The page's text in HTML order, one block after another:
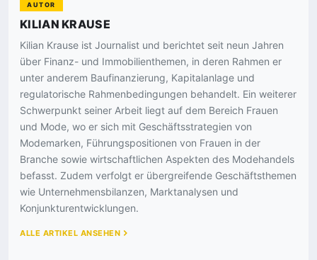
AUTOR
KILIAN KRAUSE
Kilian Krause ist Journalist und berichtet seit neun Jahren
über Finanz- und Immobilienthemen, in deren Rahmen er
unter anderem Baufinanzierung, Kapitalanlage und
regulatorische Rahmenbedingungen behandelt. Ein weiterer
Schwerpunkt seiner Arbeit liegt auf dem Bereich Frauen
und Mode, wo er sich mit Geschäftsstrategien von
Modemarken, Führungspositionen von Frauen in der
Branche sowie wirtschaftlichen Aspekten des Modehandels
befasst. Zudem verfolgt er übergreifende Geschäftsthemen
wie Unternehmensbilanzen, Marktanalysen und
Konjunkturentwicklungen.
ALLE ARTIKEL ANSEHEN